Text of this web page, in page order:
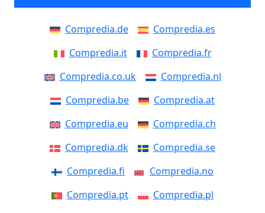
Compredia.de
Compredia.es
Compredia.it
Compredia.fr
Compredia.co.uk
Compredia.nl
Compredia.be
Compredia.at
Compredia.eu
Compredia.ch
Compredia.dk
Compredia.se
Compredia.fi
Compredia.no
Compredia.pt
Compredia.pl